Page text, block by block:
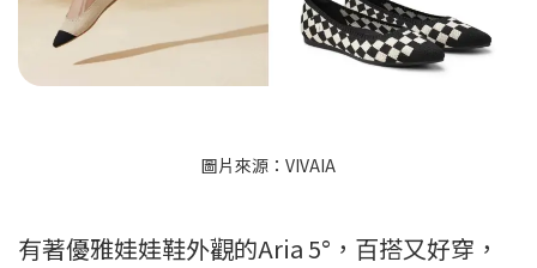
圖片來源：VIVAIA
有著優雅娃娃鞋外觀的Aria 5°，百搭又好穿，